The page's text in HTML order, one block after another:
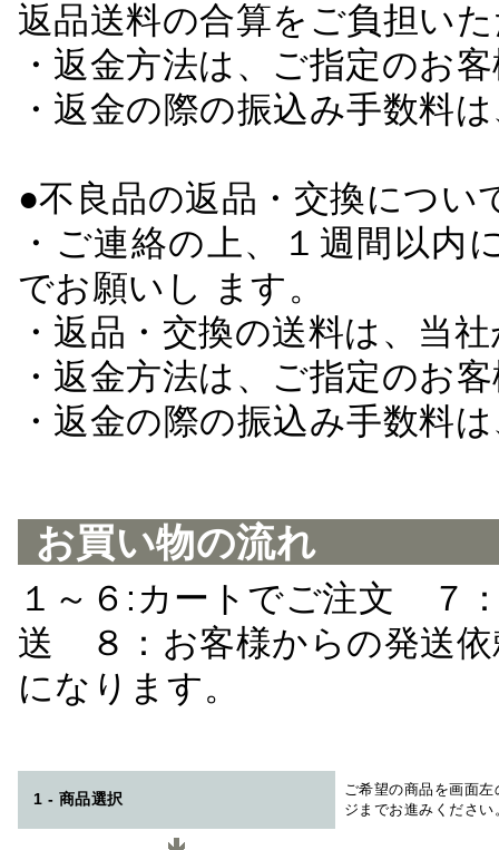
返品送料の合算をご負担い
・返金方法は、ご指定のお
・返金の際の振込み手数料
●不良品の返品・交換につい
・ご連絡の上、１週間以
でお願いし ます。
・返品・交換の送料は、当
・返金方法は、ご指定のお
・返金の際の振込み手数料
お買い物の流れ
１～６:カートでご注文 ７
送 ８：お客様からの発送
になります。
1 - 商品選択
ご希望の商品を画面
ジまでお進みください